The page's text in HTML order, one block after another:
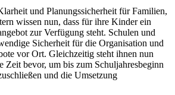
und Planungssicherheit für Familien,
wissen nun, dass für ihre Kinder ein
zur Verfügung steht. Schulen und
Sicherheit für die Organisation und
vor Ort. Gleichzeitig steht ihnen nun
Zeit bevor, um bis zum Schuljahresbeginn
und die Umsetzung